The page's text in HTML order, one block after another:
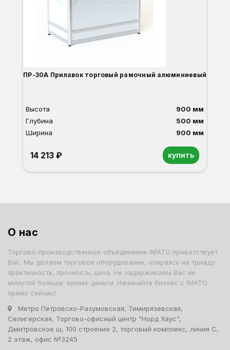
ПР-30А Прилавок торговый рамочный алюминиевый
Высота
900 мм
Глубина
500 мм
Ширина
900 мм
14 213 ₽ купить
О нас
Торгово-производственное объединение IMATO приветствует
Вас. Мы делаем торговое оборудование, опираясь на триаду:
практичность, прочность, цена. Не задерживаем Вас ни
минутой больше: время-деньги. Начинайте бизнес с IMATO
прямо сейчас!
Метро Петровско-Разумовская, Тимирязевская,
Селигерская, Торгово-офисный центр "Норд Хаус",
Дмитровское ш, 100 строение 2, торговый комплекс, линия С,
2 этаж, офис №3245